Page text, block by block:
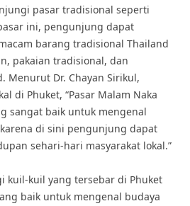
pasar tradisional seperti
ini, pengunjung dapat
barang tradisional Thailand
pakaian tradisional, dan
Menurut Dr. Chayan Sirikul,
di Phuket, “Pasar Malam Naka
sangat baik untuk mengenal
di sini pengunjung dapat
sehari-hari masyarakat lokal.”
kuil-kuil yang tersebar di Phuket
baik untuk mengenal budaya